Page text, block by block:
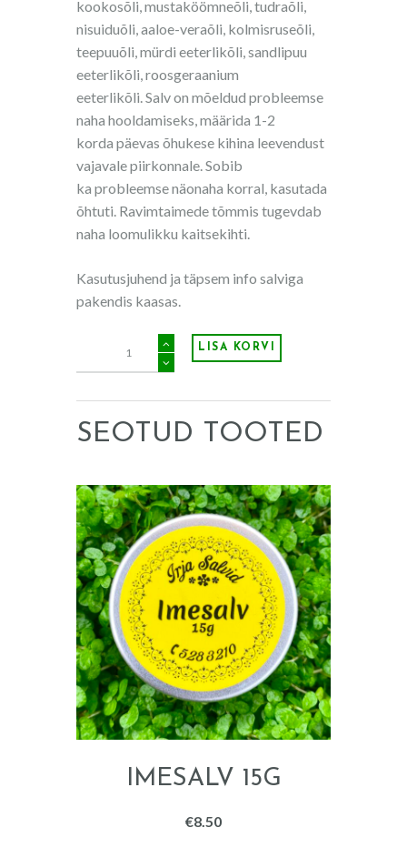
kookosõli, mustaköömneõli, tudraõli,
nisuiduõli, aaloe-veraõli, kolmisruseõli,
teepuuõli, mürdi eeterlikõli, sandlipuu
eeterlikõli, roosgeraanium
eeterlikõli.Salv on mõeldud probleemse
naha hooldamiseks, määrida 1-2
korda päevas õhukese kihina leevendust
vajavale piirkonnale. Sobib
ka probleemse näonaha korral, kasutada
õhtuti. Ravimtaimede tõmmis tugevdab
naha loomulikku kaitsekihti.
Kasutusjuhend ja täpsem info salviga
pakendis kaasas.
LISA KORVI
SEOTUD TOOTED
IMESALV 15G
€8.50